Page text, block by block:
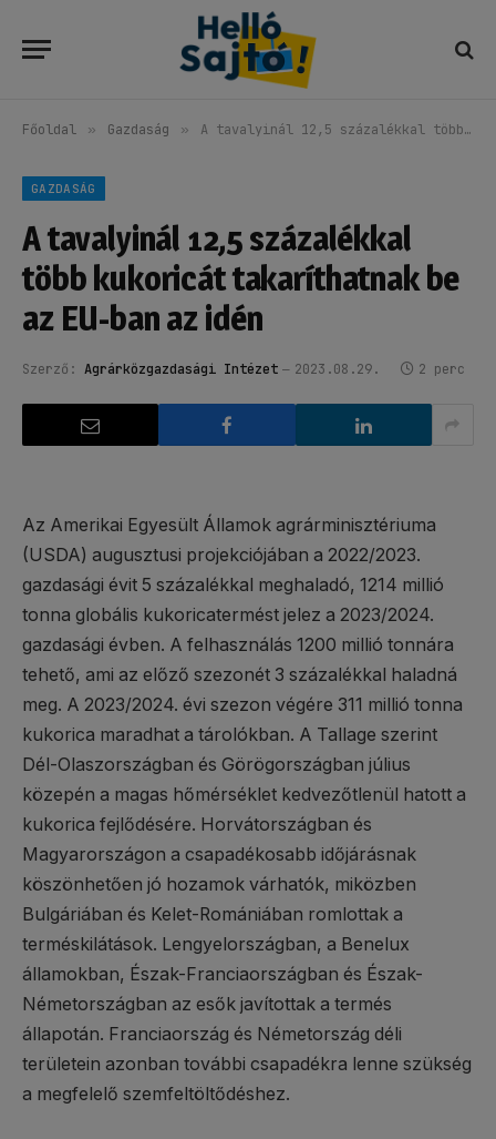
Főoldal » Gazdaság » A tavalyinál 12,5 százalékkal több kukoricát takaríthatnak be az EU-ban az idén
GAZDASÁG
A tavalyinál 12,5 százalékkal
több kukoricát takaríthatnak be
az EU-ban az idén
Szerző: Agrárközgazdasági Intézet 2023.08.29. 2 perc
Az Amerikai Egyesült Államok agrárminisztériuma
(USDA) augusztusi projekciójában a 2022/2023.
gazdasági évit 5 százalékkal meghaladó, 1214 millió
tonna globális kukoricatermést jelez a 2023/2024.
gazdasági évben. A felhasználás 1200 millió tonnára
tehető, ami az előző szezonét 3 százalékkal haladná
meg. A 2023/2024. évi szezon végére 311 millió tonna
kukorica maradhat a tárolókban. A Tallage szerint
Dél-Olaszországban és Görögországban július
közepén a magas hőmérséklet kedvezőtlenül hatott a
kukorica fejlődésére. Horvátországban és
Magyarországon a csapadékosabb időjárásnak
köszönhetően jó hozamok várhatók, miközben
Bulgáriában és Kelet-Romániában romlottak a
terméskilátások. Lengyelországban, a Benelux
államokban, Észak-Franciaországban és Észak-
Németországban az esők javítottak a termés
állapotán. Franciaország és Németország déli
területein azonban további csapadékra lenne szükség
a megfelelő szemfeltöltődéshez.